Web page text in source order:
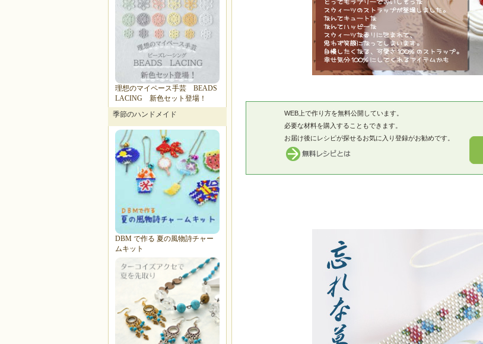
WEB上で作り方を無料公開しています。
必要な材料を購入することもできます。
お届け後にレシピが探せるお気に入り登録がお勧めです。
理想のマイペース手芸 BEADS
LACING 新色セット登場！
季節のハンドメイド
DBM で作る 夏の風物詩チャー
ムキット